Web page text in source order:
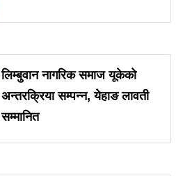
लिम्बुवान नागरिक समाज यूकेको
अन्तरक्रिया सम्पन्न, येहाङ लावती
सम्मानित